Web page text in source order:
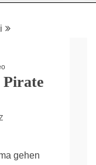
Pirate
gehen